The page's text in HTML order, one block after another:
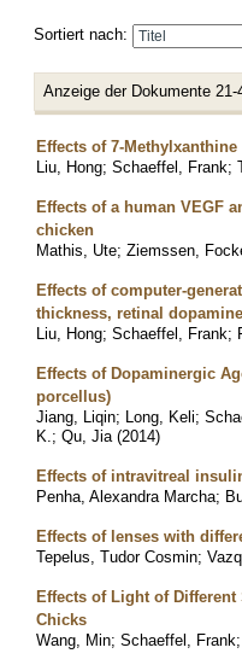
Sortiert nach:
Anzeige der Dokumente 21-
Effects of 7-
Liu, Hong; Schaeffel, Frank;
Effects of a human VEGF
chicken
Mathis, Ute; Ziemssen,
Effects of computer-
thickness, retinal
Liu, Hong; Schaeffel, Frank;
Effects of Dopaminergic
porcellus)
Jiang, Liqin; Long, Keli;
K. ; Qu, Jia (2014)
Effects of intravitreal
Penha, Alexandra Marcha;
Effects of lenses with
Tepelus, Tudor Cosmin;
Effects of Light of
Chicks
Wang, Min; Schaeffel, Frank